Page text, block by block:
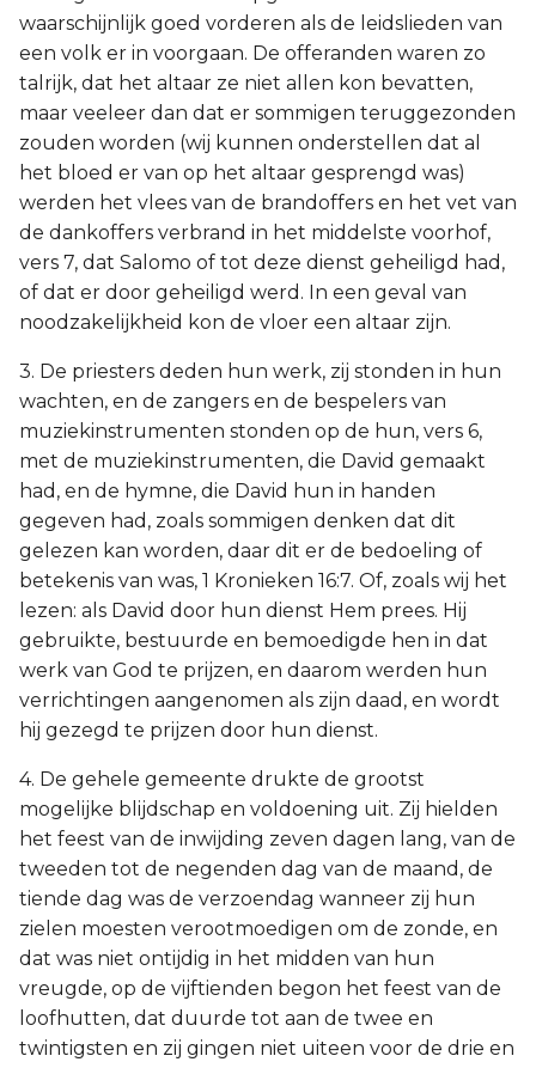
waarschijnlijk goed vorderen als de leidslieden van
een volk er in voorgaan. De offeranden waren zo
talrijk, dat het altaar ze niet allen kon bevatten,
maar veeleer dan dat er sommigen teruggezonden
zouden worden (wij kunnen onderstellen dat al
het bloed er van op het altaar gesprengd was)
werden het vlees van de brandoffers en het vet van
de dankoffers verbrand in het middelste voorhof,
vers 7, dat Salomo of tot deze dienst geheiligd had,
of dat er door geheiligd werd. In een geval van
noodzakelijkheid kon de vloer een altaar zijn.
3. De priesters deden hun werk, zij stonden in hun
wachten, en de zangers en de bespelers van
muziekinstrumenten stonden op de hun, vers 6,
met de muziekinstrumenten, die David gemaakt
had, en de hymne, die David hun in handen
gegeven had, zoals sommigen denken dat dit
gelezen kan worden, daar dit er de bedoeling of
betekenis van was, 1 Kronieken 16:7. Of, zoals wij het
lezen: als David door hun dienst Hem prees. Hij
gebruikte, bestuurde en bemoedigde hen in dat
werk van God te prijzen, en daarom werden hun
verrichtingen aangenomen als zijn daad, en wordt
hij gezegd te prijzen door hun dienst.
4. De gehele gemeente drukte de grootst
mogelijke blijdschap en voldoening uit. Zij hielden
het feest van de inwijding zeven dagen lang, van de
tweeden tot de negenden dag van de maand, de
tiende dag was de verzoendag wanneer zij hun
zielen moesten verootmoedigen om de zonde, en
dat was niet ontijdig in het midden van hun
vreugde, op de vijftienden begon het feest van de
loofhutten, dat duurde tot aan de twee en
twintigsten en zij gingen niet uiteen voor de drie en